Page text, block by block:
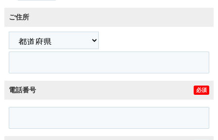
ご住所
電話番号 必須